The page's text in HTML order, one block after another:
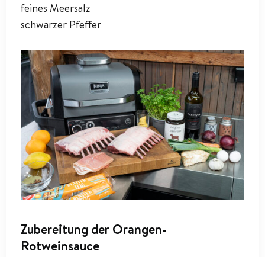
feines Meersalz
schwarzer Pfeffer
Zubereitung der Orangen-
Rotweinsauce